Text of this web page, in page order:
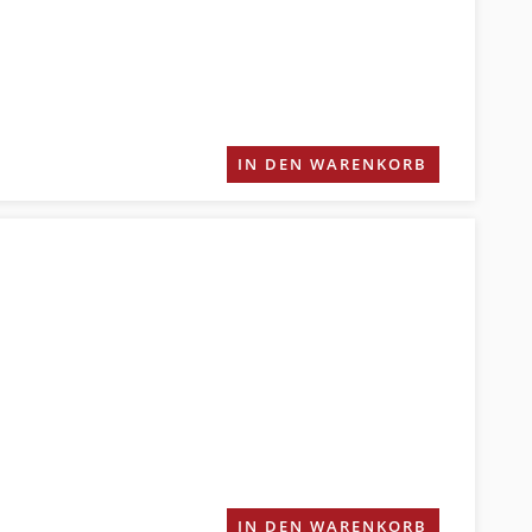
IN DEN WARENKORB
IN DEN WARENKORB